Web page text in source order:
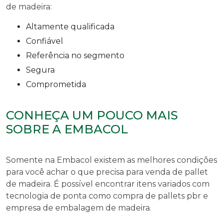
de madeira:
altamente qualificada
confiável
referência no segmento
segura
comprometida
CONHEÇA UM POUCO MAIS
SOBRE A EMBACOL
Somente na Embacol existem as melhores condições
para você achar o que precisa para venda de pallet
de madeira. É possível encontrar itens variados com
tecnologia de ponta como compra de pallets pbr e
empresa de embalagem de madeira.